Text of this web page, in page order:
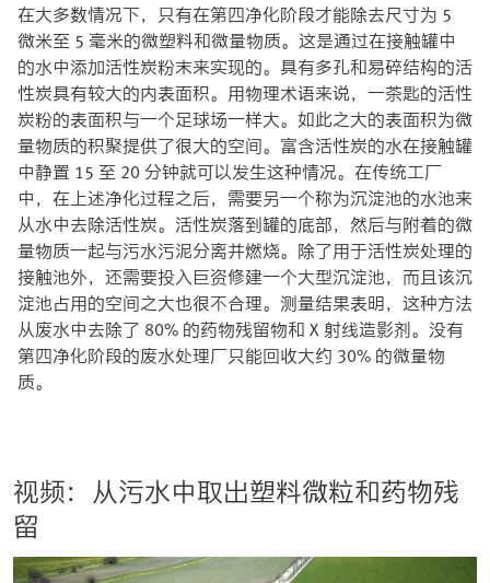
在大多数情况下，只有在第四净化阶段才能除去尺寸为 5
微米至 5 毫米的微塑料和微量物质。这是通过在接触罐中
的水中添加活性炭粉末来实现的。具有多孔和易碎结构的活
性炭具有较大的内表面积。用物理术语来说，一茶匙的活性
炭粉的表面积与一个足球场一样大。如此之大的表面积为微
量物质的积聚提供了很大的空间。富含活性炭的水在接触罐
中静置 15 至 20 分钟就可以发生这种情况。在传统工厂
中，在上述净化过程之后，需要另一个称为沉淀池的水池来
从水中去除活性炭。活性炭落到罐的底部，然后与附着的微
量物质一起与污水污泥分离并燃烧。除了用于活性炭处理的
接触池外，还需要投入巨资修建一个大型沉淀池，而且该沉
淀池占用的空间之大也很不合理。测量结果表明，这种方法
从废水中去除了 80% 的药物残留物和 X 射线造影剂。没有
第四净化阶段的废水处理厂只能回收大约 30% 的微量物
质。
视频：从污水中取出塑料微粒和药物残
留